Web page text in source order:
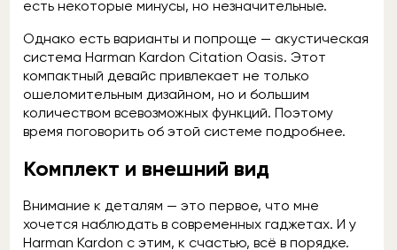
есть некоторые минусы, но незначительные.
Однако есть варианты и попроще — акустическая
система Harman Kardon Citation Oasis. Этот
компактный девайс привлекает не только
ошеломительным дизайном, но и большим
количеством всевозможных функций. Поэтому
время поговорить об этой системе подробнее.
Комплект и внешний вид
Внимание к деталям — это первое, что мне
хочется наблюдать в современных гаджетах. И у
Harman Kardon с этим, к счастью, всё в порядке.